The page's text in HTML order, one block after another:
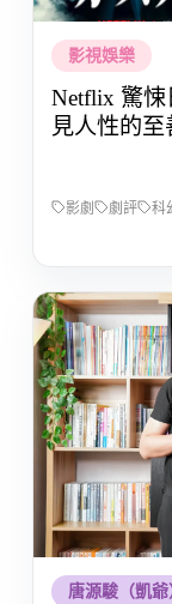
影視娛樂
Netflix 驚
見人性的至
影劇 劇評 科
唐源駿（凱爺